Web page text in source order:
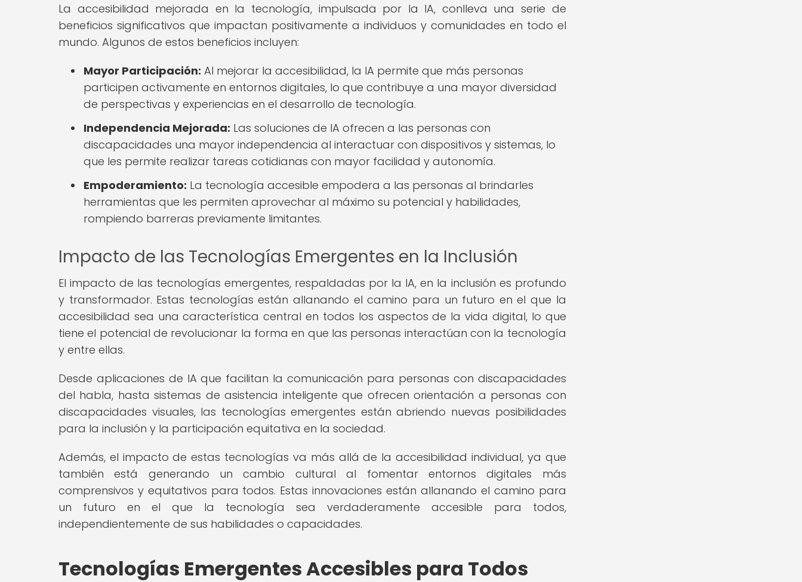
La accesibilidad mejorada en la tecnología, impulsada por la IA, conlleva una serie de
beneficios significativos que impactan positivamente a individuos y comunidades en todo el
mundo. Algunos de estos beneficios incluyen:
Mayor Participación: Al mejorar la accesibilidad, la IA permite que más personas
participen activamente en entornos digitales, lo que contribuye a una mayor diversidad
de perspectivas y experiencias en el desarrollo de tecnología.
Independencia Mejorada: Las soluciones de IA ofrecen a las personas con
discapacidades una mayor independencia al interactuar con dispositivos y sistemas, lo
que les permite realizar tareas cotidianas con mayor facilidad y autonomía.
Empoderamiento: La tecnología accesible empodera a las personas al brindarles
herramientas que les permiten aprovechar al máximo su potencial y habilidades,
rompiendo barreras previamente limitantes.
Impacto de las Tecnologías Emergentes en la Inclusión
El impacto de las tecnologías emergentes, respaldadas por la IA, en la inclusión es profundo
y transformador. Estas tecnologías están allanando el camino para un futuro en el que la
accesibilidad sea una característica central en todos los aspectos de la vida digital, lo que
tiene el potencial de revolucionar la forma en que las personas interactúan con la tecnología
y entre ellas.
Desde aplicaciones de IA que facilitan la comunicación para personas con discapacidades
del habla, hasta sistemas de asistencia inteligente que ofrecen orientación a personas con
discapacidades visuales, las tecnologías emergentes están abriendo nuevas posibilidades
para la inclusión y la participación equitativa en la sociedad.
Además, el impacto de estas tecnologías va más allá de la accesibilidad individual, ya que
también está generando un cambio cultural al fomentar entornos digitales más
comprensivos y equitativos para todos. Estas innovaciones están allanando el camino para
un futuro en el que la tecnología sea verdaderamente accesible para todos,
independientemente de sus habilidades o capacidades.
Tecnologías Emergentes Accesibles para Todos